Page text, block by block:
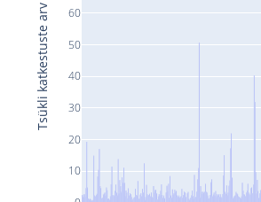
10
20
30
40
50
60
Tsükli katkestuste arv